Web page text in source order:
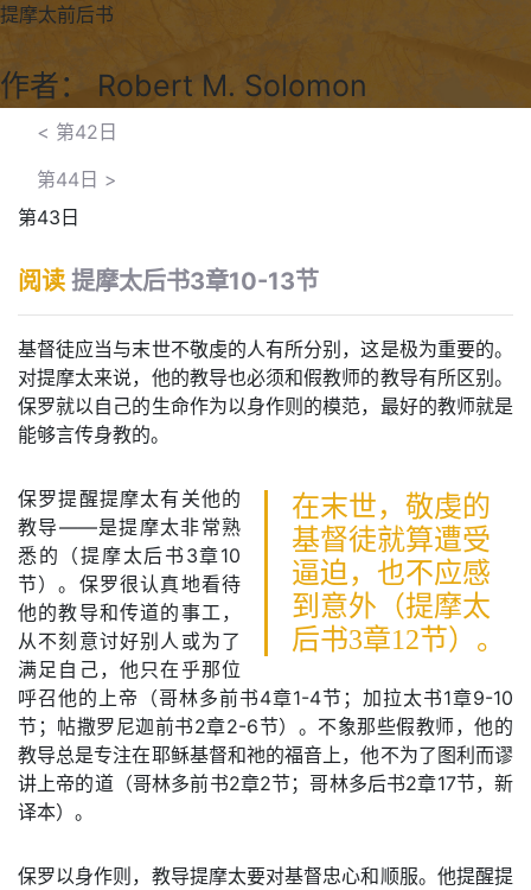
提摩太前后书
作者： Robert M. Solomon
< 第42日
第44日 >
第43日
阅读 提摩太后书3章10-13节
基督徒应当与末世不敬虔的人有所分别，这是极为重要的。
对提摩太来说，他的教导也必须和假教师的教导有所区别。
保罗就以自己的生命作为以身作则的模范，最好的教师就是
能够言传身教的。
在末世，敬虔的
基督徒就算遭受
逼迫，也不应感
到意外（提摩太
后书3章12节）。
保罗提醒提摩太有关他的
教导——是提摩太非常熟
悉的（提摩太后书3章10
节）。保罗很认真地看待
他的教导和传道的事工，
从不刻意讨好别人或为了
满足自己，他只在乎那位
呼召他的上帝（哥林多前书4章1-4节；加拉太书1章9-10
节；帖撒罗尼迦前书2章2-6节）。不象那些假教师，他的
教导总是专注在耶稣基督和祂的福音上，他不为了图利而谬
讲上帝的道（哥林多前书2章2节；哥林多后书2章17节，新
译本）。
保罗以身作则，教导提摩太要对基督忠心和顺服。他提醒提